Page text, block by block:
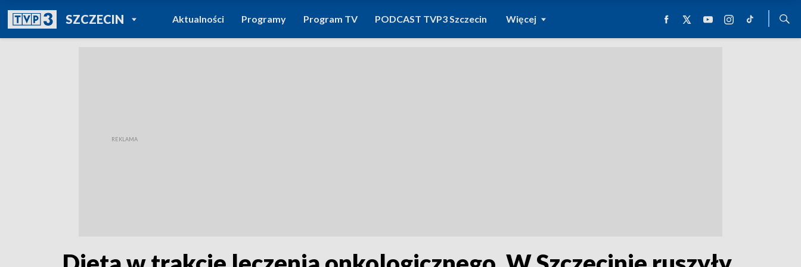
SZCZECINPOWRÓT DO
TVP REGIONY
Aktualności Programy Program TV PODCAST TVP3 Szczecin Więcej